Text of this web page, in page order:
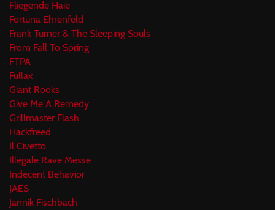
Fliegende Haie
Fortuna Ehrenfeld
Frank Turner & The Sleeping Souls
From Fall To Spring
FTPA
Fullax
Giant Rooks
Give Me A Remedy
Grillmaster Flash
Hackfreed
Il Civetto
Illegale Rave Messe
Indecent Behavior
JAES
Jannik Fischbach